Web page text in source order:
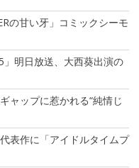
の甘い牙」コミックシーモ
」明日放送、大西葵出演の
ャップに惹かれる“純情じ
表作に「アイドルタイムプ